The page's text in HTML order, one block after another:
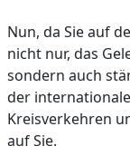
Nun, da Sie auf
nicht nur, das
sondern auch
der
Kreisverkehren
auf Sie.